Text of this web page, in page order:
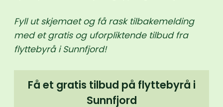
Fyll ut skjemaet og få rask tilbakemelding
med et gratis og uforpliktende tilbud fra
flyttebyrå i Sunnfjord!
Få et gratis tilbud på flyttebyrå i
Sunnfjord